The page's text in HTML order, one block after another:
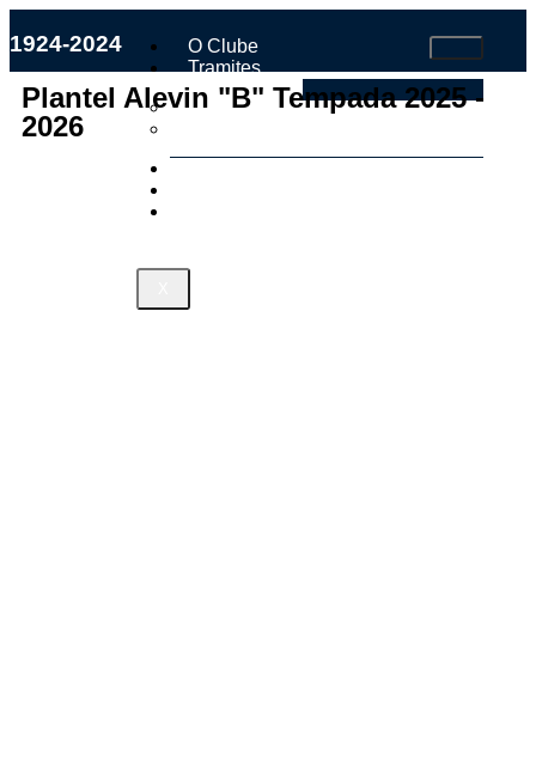
1924-2024
O Clube
Tramites
Faite Socio
Plantel Alevin "B" Tempada 2025 -
2026